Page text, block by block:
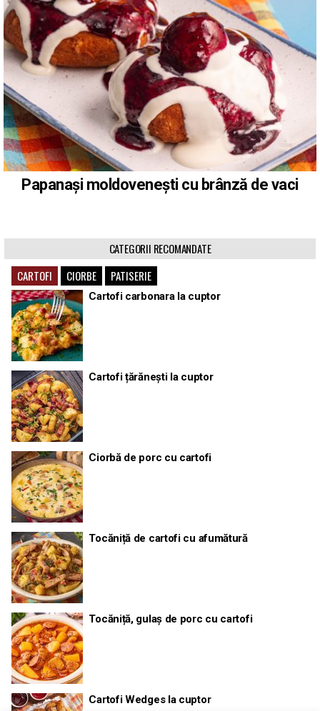
Papanași moldovenești cu brânză de vaci
CATEGORII RECOMANDATE
CARTOFI
CIORBE PATISERIE
Cartofi carbonara la cuptor
Cartofi țărănești la cuptor
Ciorbă de porc cu cartofi
Tocăniță de cartofi cu afumătură
Tocăniță, gulaș de porc cu cartofi
Cartofi Wedges la cuptor